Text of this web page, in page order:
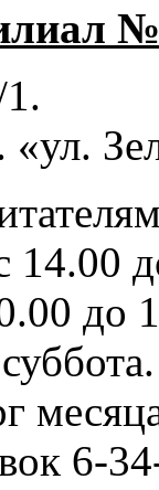
14.00
до
6-